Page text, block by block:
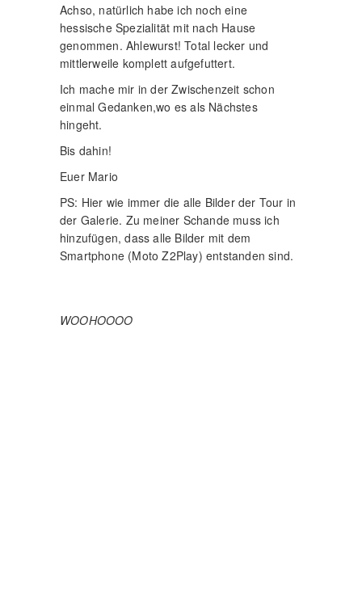
Achso, natürlich habe ich noch eine
hessische Spezialität mit nach Hause
genommen. Ahlewurst! Total lecker und
mittlerweile komplett aufgefuttert.
Ich mache mir in der Zwischenzeit schon
einmal Gedanken,wo es als Nächstes
hingeht.
Bis dahin!
Euer Mario
PS: Hier wie immer die alle Bilder der Tour in
der Galerie. Zu meiner Schande muss ich
hinzufügen, dass alle Bilder mit dem
Smartphone (Moto Z2Play) entstanden sind.
WOOHOOOO